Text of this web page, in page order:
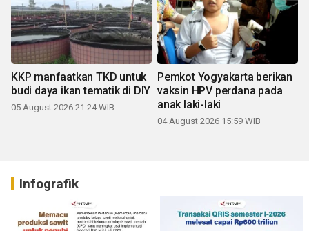
KKP manfaatkan TKD untuk
budi daya ikan tematik di DIY
05 August 2026 21:24 WIB
Pemkot Yogyakarta berikan
vaksin HPV perdana pada
anak laki-laki
04 August 2026 15:59 WIB
Infografik